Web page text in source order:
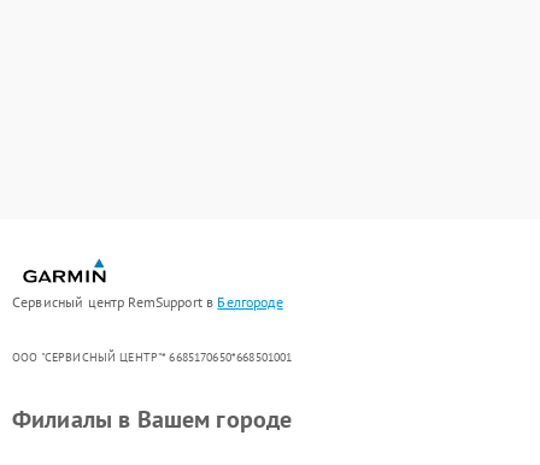
Сервисный центр RemSupport в Белгороде
ООО "СЕРВИСНЫЙ ЦЕНТР"* 6685170650*668501001
Филиалы в Вашем городе